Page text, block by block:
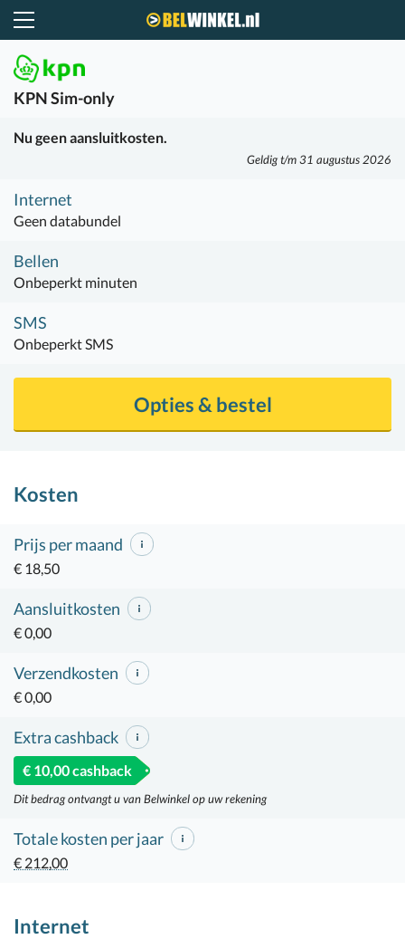
KPNSim-only
Nu geen aansluitkosten.
Geldig t/m 31 augustus 2026
Internet
Geen databundel
Bellen
Onbeperkt minuten
SMS
Onbeperkt SMS
Opties & bestel
Kosten
Prijs per maand
€ 18,50
Aansluitkosten
€ 0,00
Verzendkosten
€ 0,00
Extra cashback
€ 10,00 cashback
Dit bedrag ontvangt u van Belwinkel op uw rekening
Totale kosten per jaar
€ 212,00
Internet